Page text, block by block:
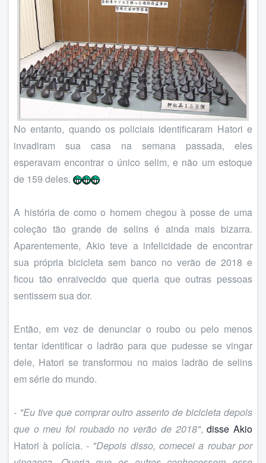
No entanto, quando os policiais identificaram Hatori e
invadiram sua casa na semana passada, eles
esperavam encontrar o único selim, e não um estoque
de 159 deles.
A história de como o homem chegou à posse de uma
coleção tão grande de selins é ainda mais bizarra.
Aparentemente, Akio teve a infelicidade de encontrar
sua própria bicicleta sem banco no verão de 2018 e
ficou tão enraivecido que queria que outras pessoas
sentissem sua dor.
Então, em vez de denunciar o roubo ou pelo menos
tentar identificar o ladrão para que pudesse se vingar
dele, Hatori se transformou no maios ladrão de selins
em série do mundo.
- "Eu tive que comprar outro assento de bicicleta depois
que o meu foi roubado no verão de 2018",disse Akio
Hatori à polícia. - "Depois disso, comecei a roubar por